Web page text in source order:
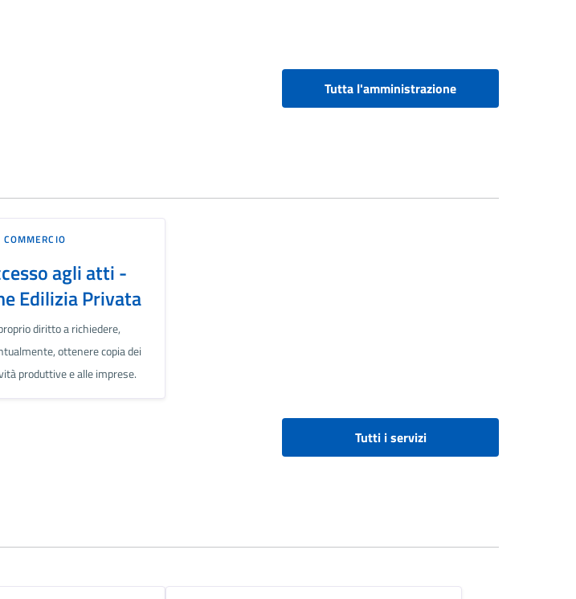
Tutta l'amministrazione
agli atti -
Edilizia Privata
diritto a richiedere,
ottenere copia dei
produttive e alle imprese.
Tutti i servizi